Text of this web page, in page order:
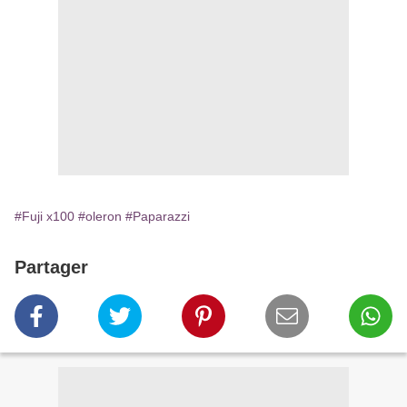
#Fuji x100 #oleron #Paparazzi
Partager